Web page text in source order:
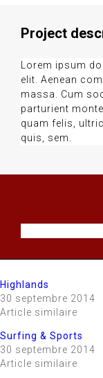
Project
Lorem ipsum
elit. Aenean
massa. Cum
parturient
quam felis,
quis, sem.
Highlands
30 septembre 2014
Article similaire
Surfing & Sports
30 septembre 2014
Article similaire